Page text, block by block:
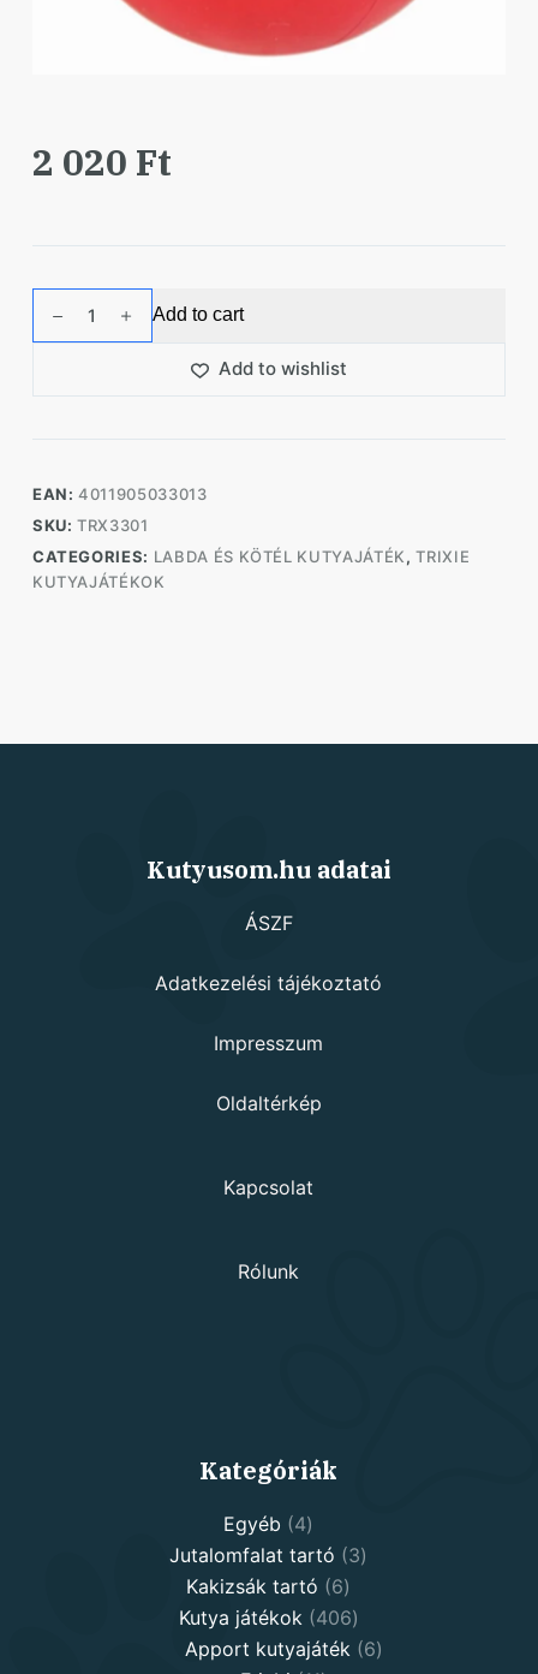
2 020 Ft
Add to cart
Add to wishlist
EAN:4011905033013
SKU:TRX3301
CATEGORIES: LABDA ÉS KÖTÉL KUTYAJÁTÉK,TRIXIE
KUTYAJÁTÉKOK
Kutyusom.hu adatai
ÁSZF
Adatkezelési tájékoztató
Impresszum
Oldaltérkép
Kapcsolat
Rólunk
Kategóriák
Egyéb 44
products
Jutalomfalat tartó 33
Kakizsák tartó 66
products
Kutya játékok 406406
products
Apport kutyajáték 66